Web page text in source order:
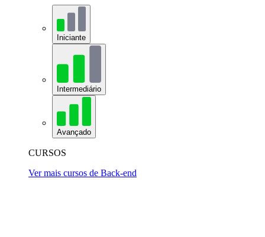
Iniciante
Intermediário
Avançado
CURSOS
Ver mais cursos de Back-end